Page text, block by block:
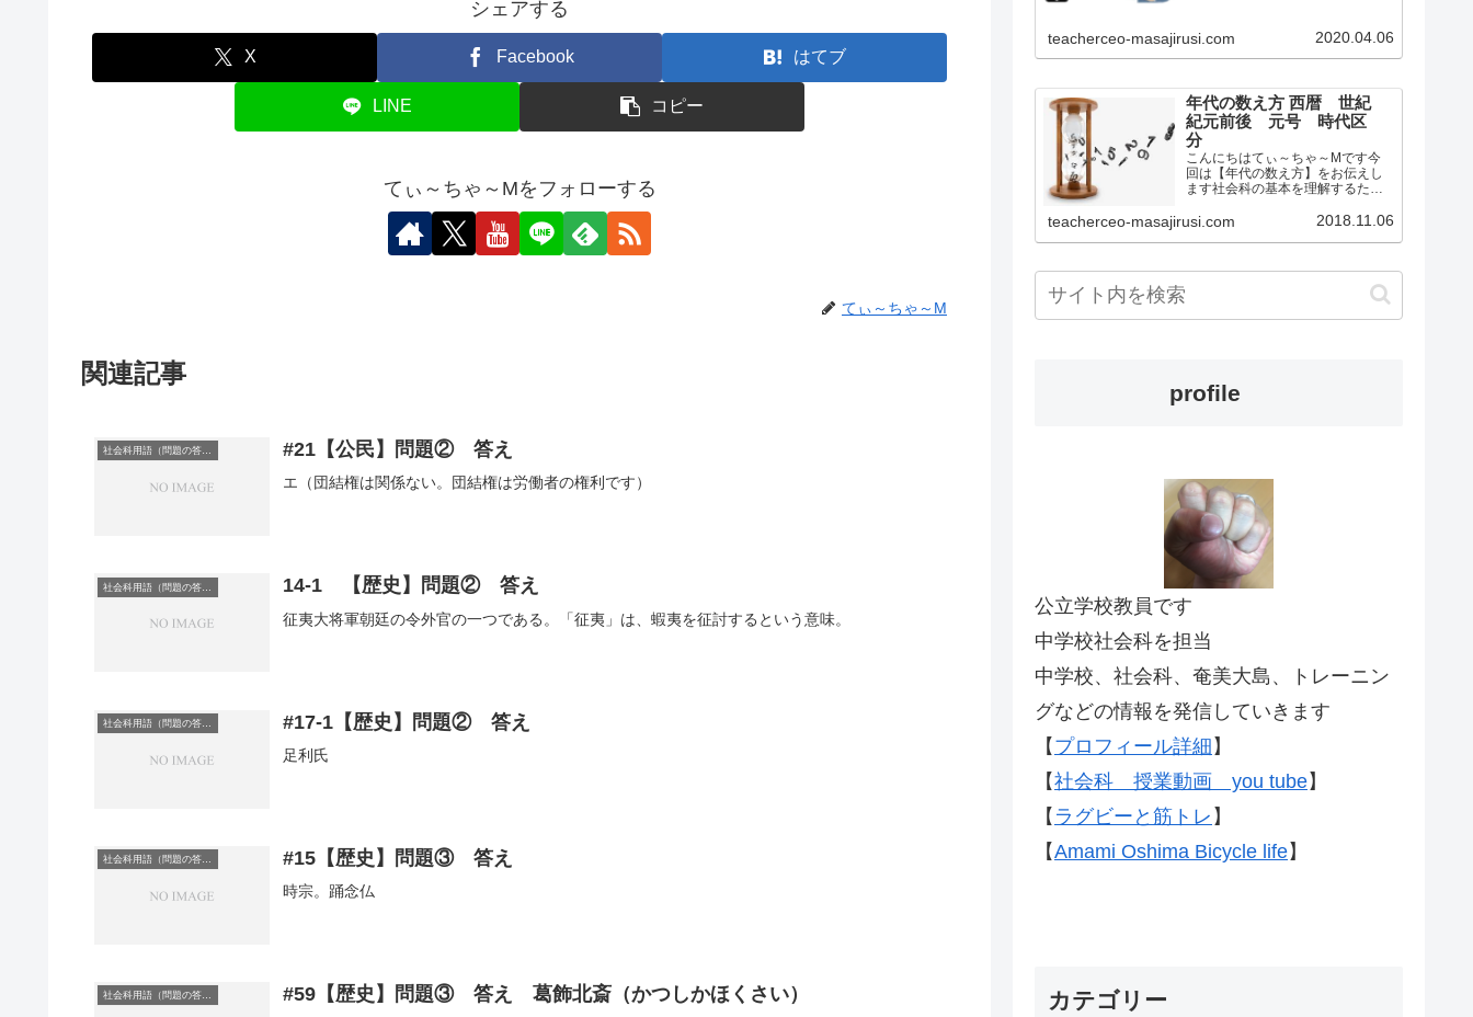
シェアする
X Facebook はてブ
LINE コピー
てぃ～ちゃ～Mをフォローする
てぃ～ちゃ～M
関連記事
社会科用語（問題の答え） #21【公民】問題② 答え
エ（団結権は関係ない。団結権は労働者の権利です）
14-1 【歴史】問題② 答え
征夷大将軍朝廷の令外官の一つである。「征夷」は、蝦夷を征討するという意味。
#17-1【歴史】問題② 答え
足利氏
#15【歴史】問題③ 答え
時宗。踊念仏
社会科用語（問題の答え） #59【歴史】問題③ 答え 葛飾北斎（かつしかほくさい）
の活用やこれからの日本における
学校教育が変化するだろ…
teacherceo-masajirusi.com 2020.04.06
年代の数え方 西暦 世紀
紀元前後 元号 時代区
分
こんにちはてぃ～ちゃ～Mです今
回は【年代の数え方】をお伝えし
ます社会科の基本を理解するため
聞かれたらいくつかの答え方があ
teacherceo-masajirusi.com 2018.11.06
profile
公立学校教員です
中学校社会科を担当
中学校、社会科、奄美大島、トレーニン
グなどの情報を発信していきます
【 プロフィール詳細 】
【社会科 授業動画 you tube】
【 ラグビーと筋トレ 】
【Amami Oshima Bicycle life】
カテゴリー